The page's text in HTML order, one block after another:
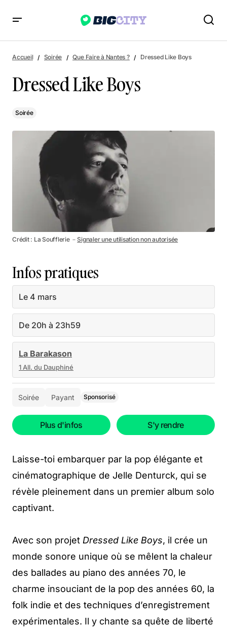
Accueil Soirée Que Faire à Nantes ? Dressed Like Boys
Dressed Like Boys
Soirée
Crédit : La Soufflerie －Signaler une utilisation non autorisée
Infos pratiques
Le 4 mars
De 20h à 23h59
La Barakason
1 All. du Dauphiné
Soirée Payant Sponsorisé
Plus d'infos S'y rendre
Laisse-toi embarquer par la pop élégante et
cinématographique de Jelle Denturck, qui se
révèle pleinement dans un premier album solo
captivant.
Avec son projet Dressed Like Boys, il crée un
monde sonore unique où se mêlent la chaleur
des ballades au piano des années 70, le
charme insouciant de la pop des années 60, la
folk indie et des techniques d’enregistrement
expérimentales. Il y chante sa quête de liberté